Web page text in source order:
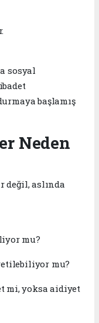
sosyal
başlamış
Neden
değil, aslında
mu?
mu?
mi, yoksa aidiyet